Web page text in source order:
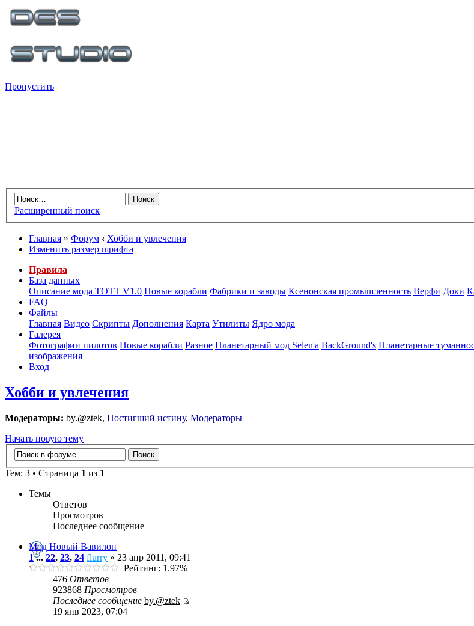
Пропустить
Расширенный поиск
Главная » Форум ‹ Хобби и увлечения
Изменить размер шрифта
Правила
База данных
Описание мода ТОТТ V1.0 Новые корабли Фабрики и заводы Ксенонская промышленность Верфи Доки
FAQ
Файлы
Главная Видео Скрипты Дополнения Карта Утилиты Ядро мода
Галерея
Фотографии пилотов Новые корабли Разное Планетарный мод Selen'a BackGround's Планетарные
изображения
Вход
Хобби и увлечения
Модераторы: by.@ztek, Постигший истину, Модераторы
Начать новую тему
Тем: 3 • Страница 1 из 1
Темы
Ответов
Просмотров
Последнее сообщение
Мод Новый Вавилон
1... 22, 23, 24 flurry » 23 апр 2011, 09:41
Рейтинг: 1.97%
476 Ответов
923868 Просмотров
Последнее сообщение by.@ztek
19 янв 2023, 07:04